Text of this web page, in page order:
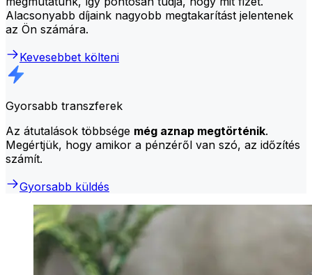
Alacsonyabb díjaink nagyobb megtakarítást jelentenek
az Ön számára.
Kevesebbet költeni
Gyorsabb transzferek
Az átutalások többsége még aznap megtörténik.
Megértjük, hogy amikor a pénzéről van szó, az időzítés
számít.
Gyorsabb küldés